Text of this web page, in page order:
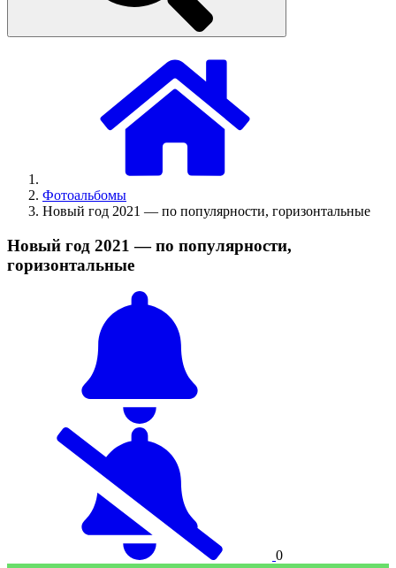
Фотоальбомы
Новый год 2021 — по популярности, горизонтальные
Новый год 2021 — по популярности,
горизонтальные
0